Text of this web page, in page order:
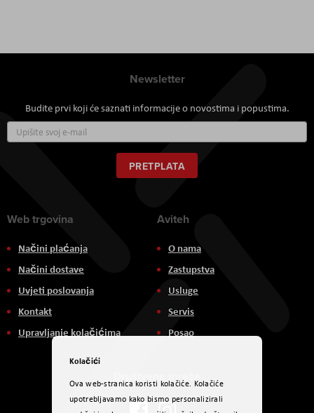
Newsletter
Budite prvi koji će saznati informacije o novostima i popustima.
se
za
naš
newsletter:
PRETPLATA
Web trgovina
Načini plaćanja
Načini dostave
Uvjeti poslovanja
Kontakt
Upravljanje kolačićima
Aviteh
O nama
Zastupstva
Usluge
Servis
Posao
Društvene mreže
Kolačići
Ova web-stranica koristi kolačiće. Kolačiće
upotrebljavamo kako bismo personalizirali